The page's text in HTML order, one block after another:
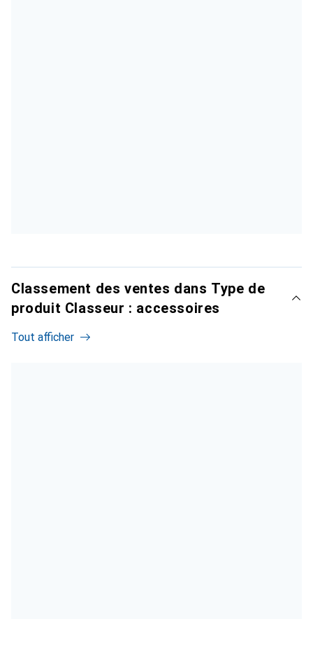
Classement des ventes dans Type de
produit Classeur : accessoires
Tout afficher